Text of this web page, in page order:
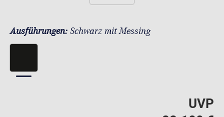
Ausführungen: Schwarz mit Messing
UVP